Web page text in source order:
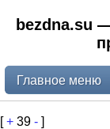
bezdna.su
Главное меню
[+ 39 - ]